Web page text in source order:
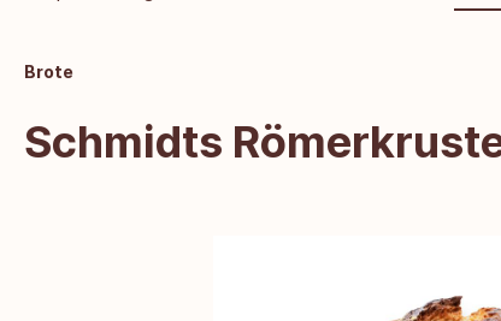
Brote
Schmidts